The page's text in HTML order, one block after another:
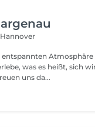
Hannover
entspannten Atmosphäre
was es heißt, sich
uns da...